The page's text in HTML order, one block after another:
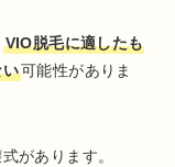
VIO脱毛に適したも
い可能性がありま
があります。